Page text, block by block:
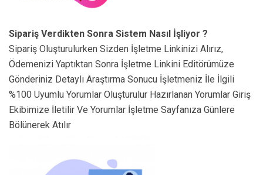
Sipariş Verdikten Sonra Sistem Nasıl İşliyor ?
Sipariş Oluşturulurken Sizden İşletme Linkinizi Alırız,
Ödemenizi Yaptıktan Sonra İşletme Linkini Editörümüze
Gönderiniz Detaylı Araştırma Sonucu İşletmeniz İle İlgili
%100 Uyumlu Yorumlar Oluşturulur Hazırlanan Yorumlar Giriş
Ekibimize İletilir Ve Yorumlar İşletme Sayfanıza Günlere
Bölünerek Atılır